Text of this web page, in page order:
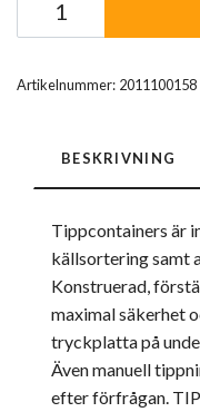
Artikelnummer: 2011100158
BESKRIVNING
Tippcontainers är
källsortering samt
Konstruerad,
maximal säkerhet
tryckplatta på
Även manuell
efter förfrågan.